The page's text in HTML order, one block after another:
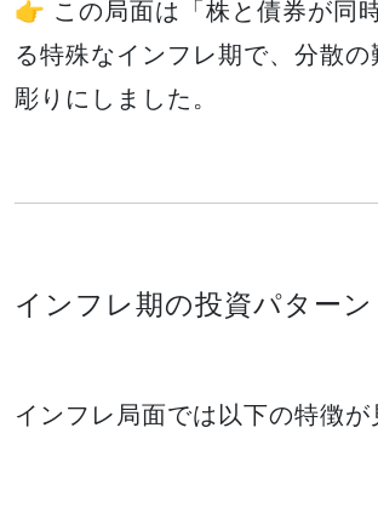
👉 この局面は「株と債券が同
る特殊なインフレ期で、分散の
彫りにしました。
インフレ期の投資パターン
インフレ局面では以下の特徴が